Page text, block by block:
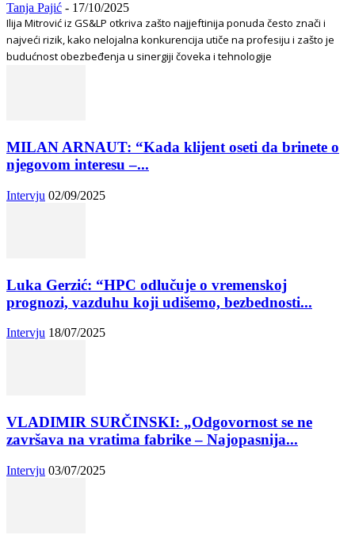
Tanja Pajić - 17/10/2025
Ilija Mitrović iz GS&LP otkriva zašto najjeftinija ponuda često znači i
najveći rizik, kako nelojalna konkurencija utiče na profesiju i zašto je
budućnost obezbeđenja u sinergiji čoveka i tehnologije
MILAN ARNAUT: “Kada klijent oseti da brinete o
njegovom interesu –...
Intervju 02/09/2025
Luka Gerzić: “HPC odlučuje o vremenskoj
prognozi, vazduhu koji udišemo, bezbednosti...
Intervju 18/07/2025
VLADIMIR SURČINSKI: „Odgovornost se ne
završava na vratima fabrike – Najopasnija...
Intervju 03/07/2025